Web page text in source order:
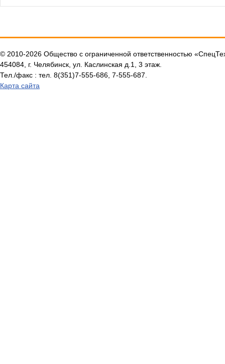
© 2010-2026 Общество с ограниченной ответственностью
454084, г. Челябинск, ул. Каслинская д.1, 3 этаж.
Тел./факс : тел. 8(351)7-555-686, 7-555-687.
Карта сайта